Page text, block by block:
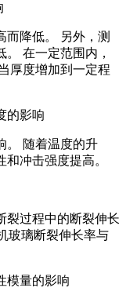
而降低。 另外，测
在一定范围内，
厚度增加到一定程
的影响
。 随着温度的升
冲击强度提高。
裂过程中的断裂伸长
玻璃断裂伸长率与
模量的影响